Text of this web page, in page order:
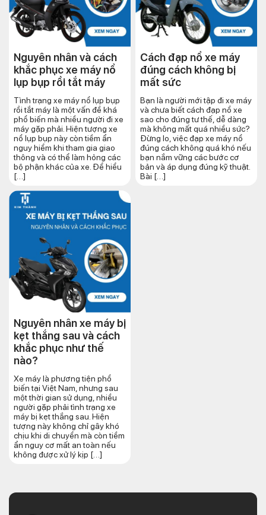
Nguyên nhân và cách
khắc phục xe máy nổ
lụp bụp rồi tắt máy
Tình trạng xe máy nổ lụp bụp
rồi tắt máy là một vấn đề khá
phổ biến mà nhiều người đi xe
máy gặp phải. Hiện tượng xe
nổ lụp bụp này còn tiềm ẩn
nguy hiểm khi tham gia giao
thông và có thể làm hỏng các
bộ phận khác của xe. Để hiểu
[…]
Cách đạp nổ xe máy
đúng cách​ không bị
mất sức
Bạn là người mới tập đi xe máy
và chưa biết cách đạp nổ xe
sao cho đúng tư thế, dễ dàng
mà không mất quá nhiều sức?
Đừng lo, việc đạp xe máy nổ
đúng cách không quá khó nếu
bạn nắm vững các bước cơ
bản và áp dụng đúng kỹ thuật.
Bài […]
Nguyên nhân xe máy bị
kẹt thắng sau và cách
khắc phục như thế
nào?
Xe máy là phương tiện phổ
biến tại Việt Nam, nhưng sau
một thời gian sử dụng, nhiều
người gặp phải tình trạng xe
máy bị kẹt thắng sau. Hiện
tượng này không chỉ gây khó
chịu khi di chuyển mà còn tiềm
ẩn nguy cơ mất an toàn nếu
không được xử lý kịp […]